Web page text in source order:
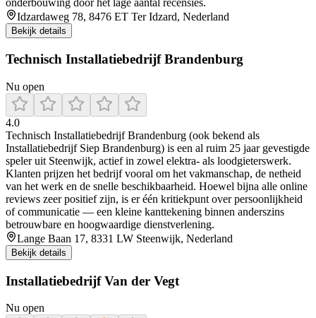
onderbouwing door het lage aantal recensies.
Idzardaweg 78, 8476 ET Ter Idzard, Nederland
Bekijk details
Technisch Installatiebedrijf Brandenburg
Nu open
4.0
Technisch Installatiebedrijf Brandenburg (ook bekend als
Installatiebedrijf Siep Brandenburg) is een al ruim 25 jaar gevestigde
speler uit Steenwijk, actief in zowel elektra- als loodgieterswerk.
Klanten prijzen het bedrijf vooral om het vakmanschap, de netheid
van het werk en de snelle beschikbaarheid. Hoewel bijna alle online
reviews zeer positief zijn, is er één kritiekpunt over persoonlijkheid
of communicatie — een kleine kanttekening binnen anderszins
betrouwbare en hoogwaardige dienstverlening.
Lange Baan 17, 8331 LW Steenwijk, Nederland
Bekijk details
Installatiebedrijf Van der Vegt
Nu open